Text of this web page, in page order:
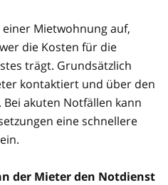
Mietwohnung auf,
die Kosten für die
trägt. Grundsätzlich
kontaktiert und über den
akuten Notfällen kann
eine schnellere
der Mieter den Notdienst